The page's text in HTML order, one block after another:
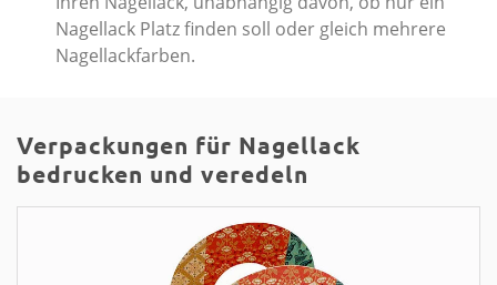
Nagellack Platz finden soll oder gleich mehrere
Nagellackfarben.
Verpackungen für Nagellack
bedrucken und veredeln